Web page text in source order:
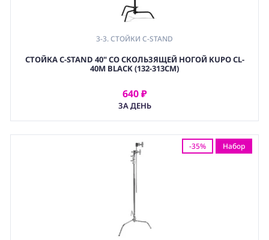
3-3. СТОЙКИ C-STAND
СТОЙКА C-STAND 40" СО СКОЛЬЗЯЩЕЙ НОГОЙ KUPO CL-
40M BLACK (132-313СМ)
640 ₽
ЗА ДЕНЬ
АРЕНДОВАТЬ
-35% Набор